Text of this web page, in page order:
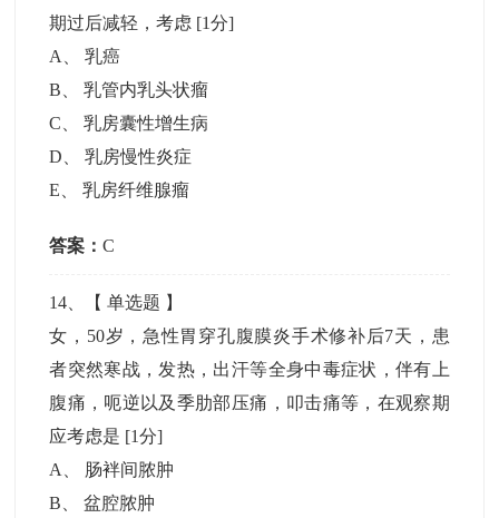
期过后减轻，考虑 [1分]
A
、乳癌
B 、乳管内乳头状瘤
C 、乳房囊性增生病
D 、乳房慢性炎症
E 、乳房纤维腺瘤
答案：C
14 、【单选题 】
女，50岁，急性胃穿孔腹膜炎手术修补后7天，患
者突然寒战，发热，出汗等全身中毒症状，伴有上
腹痛，呃逆以及季肋部压痛，叩击痛等，在观察期
应考虑是 [1分]
A
肠袢间脓肿
B 、盆腔脓肿